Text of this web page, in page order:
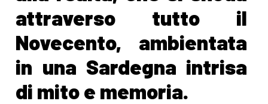
attraverso tutto il
Novecento, ambientata
in una Sardegna intrisa
di mito e memoria.